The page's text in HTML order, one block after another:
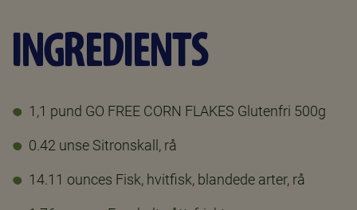
INGREDIENTS
1,1 pund GO FREE CORN FLAKES Glutenfri 500g
0.42 unse Sitronskall, rå
14.11 ounces Fisk, hvitfisk, blandede arter, rå